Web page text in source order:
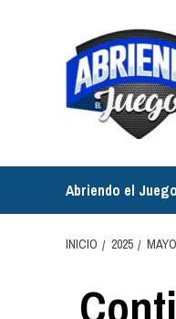
Abriendo el Juego
INICIO 2025 MAYO